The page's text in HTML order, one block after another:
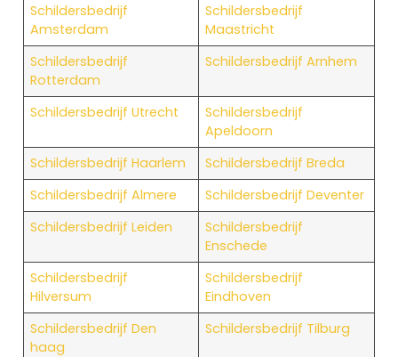
Schildersbedrijf
Amsterdam
Schildersbedrijf
Maastricht
Schildersbedrijf
Rotterdam
Schildersbedrijf Arnhem
Schildersbedrijf Utrecht
Schildersbedrijf
Apeldoorn
Schildersbedrijf Haarlem
Schildersbedrijf Breda
Schildersbedrijf Almere
Schildersbedrijf Deventer
Schildersbedrijf Leiden
Schildersbedrijf
Enschede
Schildersbedrijf
Hilversum
Schildersbedrijf
Eindhoven
Schildersbedrijf Den
haag
Schildersbedrijf Tilburg